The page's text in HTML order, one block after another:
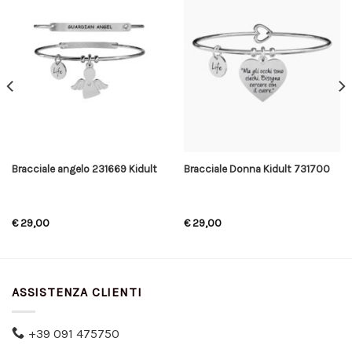
Bracciale angelo 231669 Kidult
€29,00
Bracciale Donna Kidult 731700
€29,00
ASSISTENZA CLIENTI
+39 091 475750